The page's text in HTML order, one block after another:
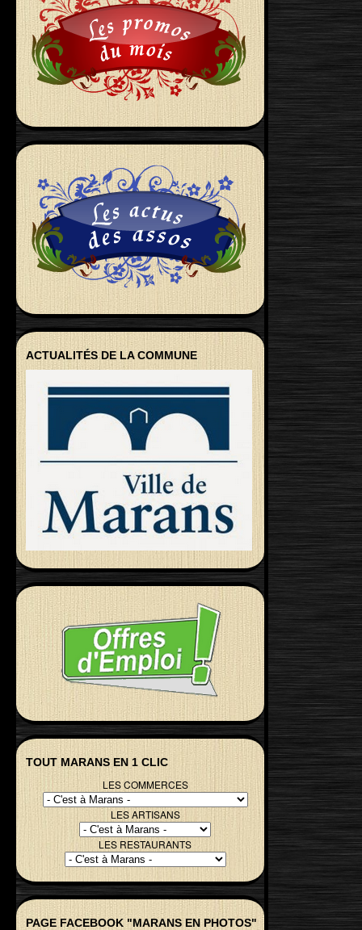
ACTUALITÉS DE LA COMMUNE
TOUT MARANS EN 1 CLIC
LES COMMERCES
LES ARTISANS
LES RESTAURANTS
PAGE FACEBOOK "MARANS EN PHOTOS"